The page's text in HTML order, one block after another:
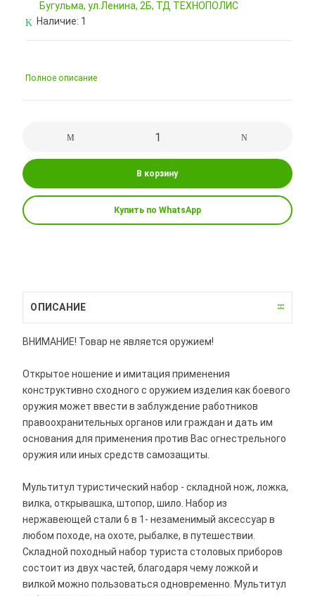
Бугульма, ул.Ленина, 2Б, ТД ТЕХНОПОЛИС
Наличие: 1
Полное описание
В корзину
Купить по WhatsApp
ОПИСАНИЕ
ВНИМАНИЕ! Товар не является оружием!
Открытое ношение и имитация применения
конструктивно сходного с оружием изделия как боевого
оружия может ввести в заблуждение работников
правоохранительных органов или граждан и дать им
основания для применения против Вас огнестрельного
оружия или иных средств самозащиты.
Мультитул туристический набор - складной нож, ложка,
вилка, открывашка, штопор, шило. Набор из
нержавеющей стали 6 в 1- незаменимый аксессуар в
любом походе, на охоте, рыбалке, в путешествии.
Складной походный набор туриста столовых приборов
состоит из двух частей, благодаря чему ложкой и
вилкой можно пользоваться одновременно. Мультитул